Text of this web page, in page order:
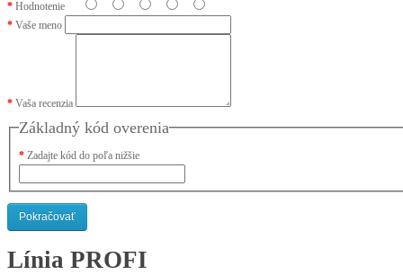
Hodnotenie
Vaše meno
Vaša recenzia
Základný kód overenia
Zadajte kód do poľa nižšie
Pokračovať
Línia PROFI